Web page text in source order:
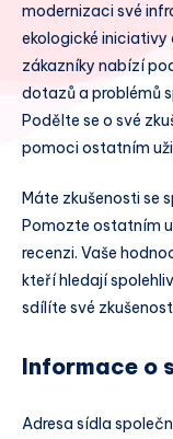
modernizaci své
ekologické iniciativy
zákazníky nabízí
dotazů a problémů
Podělte se o své
pomoci ostatním
Máte zkušenosti se
Pomozte ostatním
recenzi. Vaše
kteří hledají
sdílíte své
Informace o
Adresa sídla